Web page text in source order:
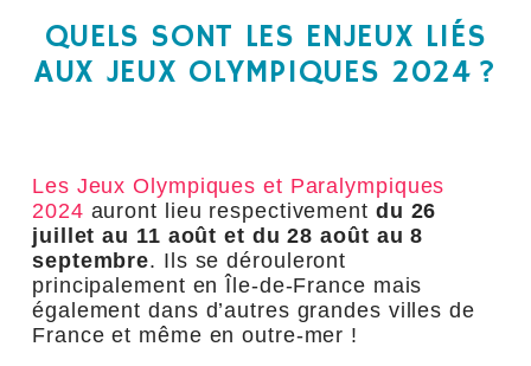
QUELS SONT LES ENJEUX LIÉS
AUX JEUX OLYMPIQUES 2024 ?
Les Jeux Olympiques et Paralympiques
2024 auront lieu respectivement du 26
juillet au 11 août et du 28 août au 8
septembre. Ils se dérouleront
principalement en Île-de-France mais
également dans d’autres grandes villes de
France et même en outre-mer !